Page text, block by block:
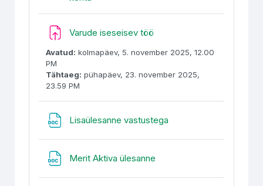
Varude iseseisev töö
Avatud: kolmapäev, 5. november 2025, 12.00
PM
Tähtaeg: pühapäev, 23. november 2025,
23.59 PM
Lisaülesanne vastustega
Merit Aktiva ülesanne